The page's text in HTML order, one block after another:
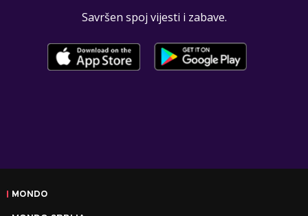
Savršen spoj vijesti i zabave.
MONDO